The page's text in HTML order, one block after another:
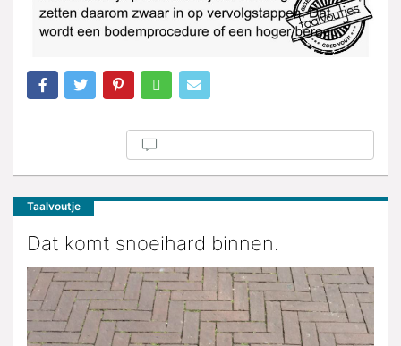
Taalvoutje
Dat komt snoeihard binnen.